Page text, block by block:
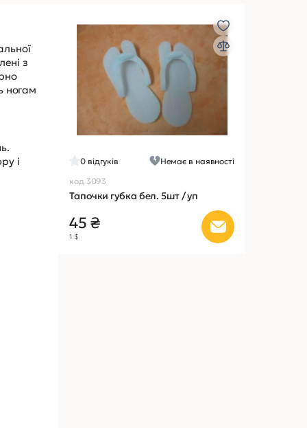
з
ногам
і
0 відгуків
Немає в наявності
код 3093
Тапочки губка бел. 5шт / уп
45 ₴
1 $